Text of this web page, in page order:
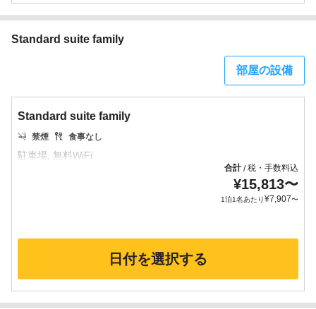
Standard suite family
部屋の設備
Standard suite family
禁煙 食事なし
合計/税・手数料込
¥15,813〜
1泊1名あたり¥7,907〜
日付を選択する